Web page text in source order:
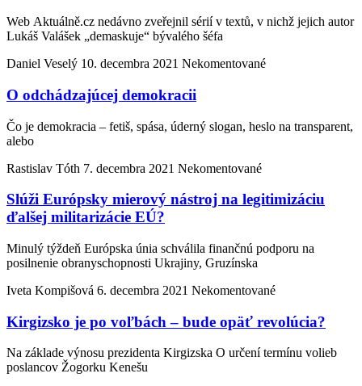
Web Aktuálně.cz nedávno zveřejnil sérií v textů, v nichž jejich autor
Lukáš Valášek „demaskuje“ bývalého šéfa
Daniel Veselý 10. decembra 2021 Nekomentované
O odchádzajúcej demokracii
Čo je demokracia – fetiš, spása, úderný slogan, heslo na transparent,
alebo
Rastislav Tóth 7. decembra 2021 Nekomentované
Slúži Európsky mierový nástroj na legitimizáciu
ďalšej militarizácie EÚ?
Minulý týždeň Európska únia schválila finančnú podporu na
posilnenie obranyschopnosti Ukrajiny, Gruzínska
Iveta Kompišová 6. decembra 2021 Nekomentované
Kirgizsko je po voľbách – bude opäť revolúcia?
Na základe výnosu prezidenta Kirgizska O určení termínu volieb
poslancov Žogorku Kenešu